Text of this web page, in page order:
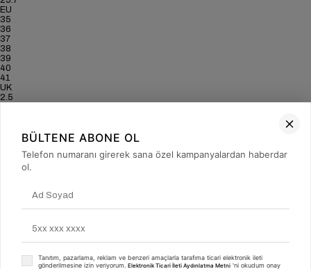
EU
35
36
37
38
39
40
41
UK
2.5
BÜLTENE ABONE OL
Telefon numaranı girerek sana özel kampanyalardan haberdar
ol.
Tanıtım, pazarlama, reklam ve benzeri amaçlarla tarafıma ticari elektronik ileti
gönderilmesine izin veriyorum. Elektronik Ticari İleti Aydınlatma Metni 'ni okudum onay